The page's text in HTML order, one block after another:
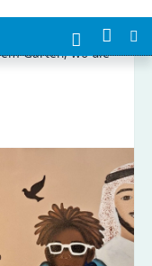
der mittleren
Imkerin Marina
Garten, wo die